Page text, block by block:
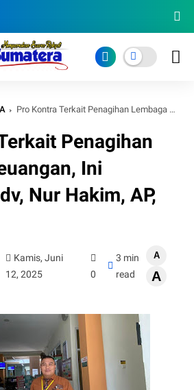
Pro Kontra Terkait Penagihan Lembaga Keuangan, Ini Pendapat Adv, Nur Hakim, AP, SH, MH
Penagihan
Ini
Nur Hakim, AP,
Kamis, Juni
12, 2025
0
3 min
read
A
A